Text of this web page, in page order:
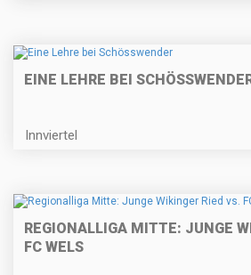
EINE LEHRE BEI
Innviertel
REGIONALLIGA MITTE: JUNGE
FC WELS